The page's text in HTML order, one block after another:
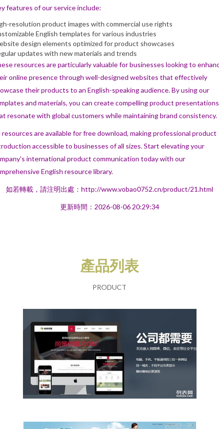
features of our service include:
resolution product images with commercial use rights
English templates for various industries
design elements optimized for product showcases
updates with new materials and trends
resources are particularly valuable for businesses looking to
online presence through well-designed websites that effectively
their products to an English-speaking audience. By using our
and materials, you can create compelling product presentations
resonate with global customers while maintaining brand consistency.
resources are available for free download, making professional product
accessible to businesses of all sizes. Start elevating your
international product communication today with our
English resource library.
如若轉載，請注明出處：http://www.vobao0752.cn/product/21.html
更新時間：2026-08-06 20:29:34
產品列表
PRODUCT